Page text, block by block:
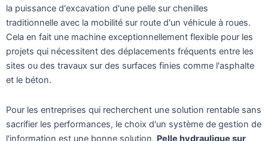
la puissance d'excavation d'une pelle sur chenilles
traditionnelle avec la mobilité sur route d'un véhicule à roues.
Cela en fait une machine exceptionnellement flexible pour les
projets qui nécessitent des déplacements fréquents entre les
sites ou des travaux sur des surfaces finies comme l'asphalte
et le béton.
Pour les entreprises qui recherchent une solution rentable sans
sacrifier les performances, le choix d'un système de gestion de
l'information est une bonne solution. Pelle hydraulique sur